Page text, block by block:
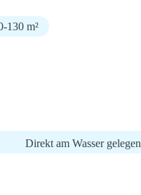
130 m²
Direkt am Wasser gelegen